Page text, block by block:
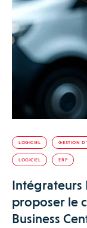
LOGICIEL GESTION
LOGICIEL ERP
Intégrateurs
proposer le
Business